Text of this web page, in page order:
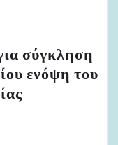
σύγκληση
ενόψη του